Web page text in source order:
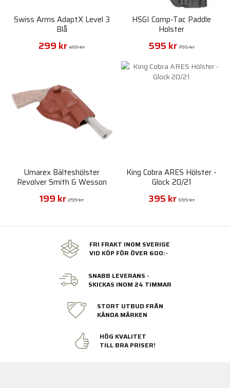
Swiss Arms AdaptX Level 3
Blå
299 kr 469 kr
HSGI Comp-Tac Paddle
Holster
595 kr 795 kr
Umarex Bälteshölster
Revolver Smith & Wesson
M29/629 - Brun
199 kr 299 kr
King Cobra ARES Hölster -
Glock 20/21
395 kr 695 kr
FRI FRAKT INOM SVERIGE
VID KÖP FÖR ÖVER 600:-
SNABB LEVERANS -
SKICKAS INOM 24 TIMMAR
STORT UTBUD FRÅN
KÄNDA MÄRKEN
HÖG KVALITET
TILL BRA PRISER!